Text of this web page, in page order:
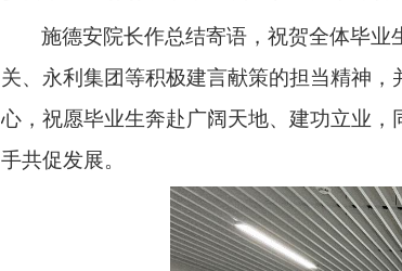
施德安院长作总结寄语，祝贺全体毕
关、永利集团等积极建言献策的担当精神
心，祝愿毕业生奔赴广阔天地、建功立业
手共促发展。